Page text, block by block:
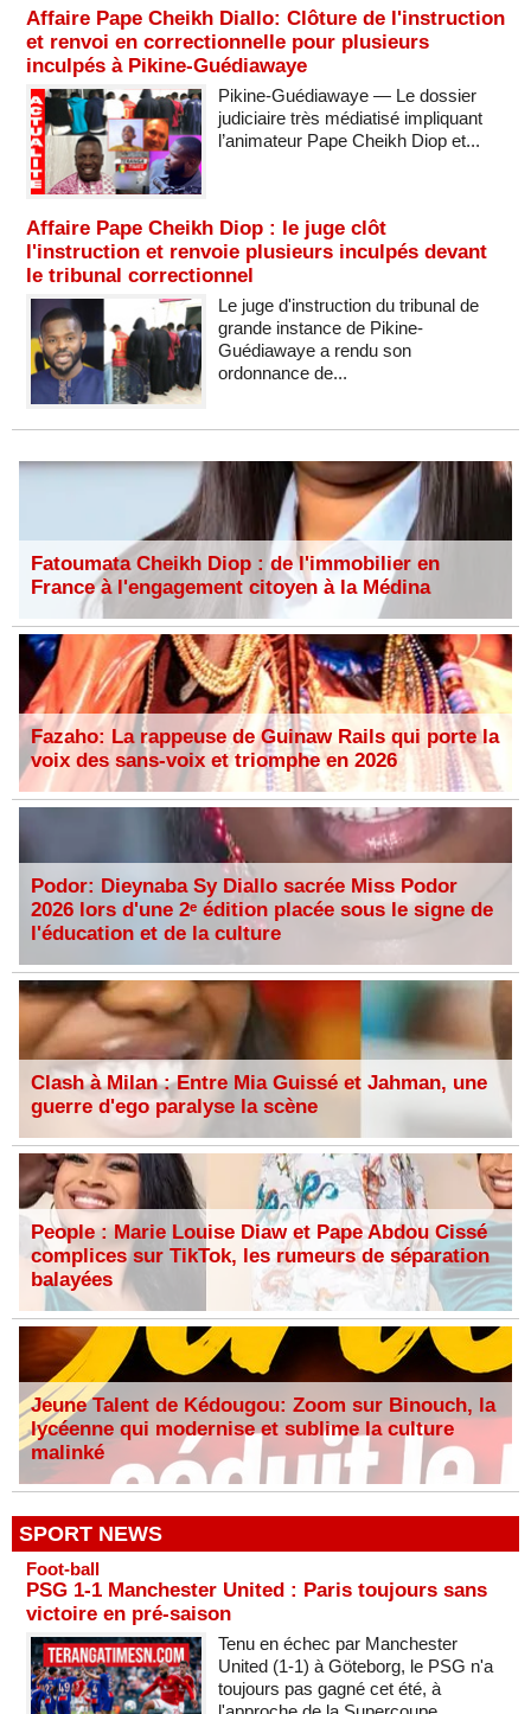
Affaire Pape Cheikh Diallo: Clôture de l'instruction
et renvoi en correctionnelle pour plusieurs
inculpés à Pikine-Guédiawaye
Pikine-Guédiawaye — Le dossier
judiciaire très médiatisé impliquant
l’animateur Pape Cheikh Diop et...
Affaire Pape Cheikh Diop : le juge clôt
l'instruction et renvoie plusieurs inculpés devant
le tribunal correctionnel
Le juge d'instruction du tribunal de
grande instance de Pikine-
Guédiawaye a rendu son
ordonnance de...
Fatoumata Cheikh Diop : de l'immobilier en
France à l'engagement citoyen à la Médina
Fazaho: La rappeuse de Guinaw Rails qui porte la
voix des sans-voix et triomphe en 2026
Podor: Dieynaba Sy Diallo sacrée Miss Podor
2026 lors d'une 2ᵉ édition placée sous le signe de
l'éducation et de la culture
Clash à Milan : Entre Mia Guissé et Jahman, une
guerre d'ego paralyse la scène
People : Marie Louise Diaw et Pape Abdou Cissé
complices sur TikTok, les rumeurs de séparation
balayées
Jeune Talent de Kédougou: Zoom sur Binouch, la
lycéenne qui modernise et sublime la culture
malinké
SPORT NEWS
Foot-ball
PSG 1-1 Manchester United : Paris toujours sans
victoire en pré-saison
Tenu en échec par Manchester
United (1-1) à Göteborg, le PSG n'a
toujours pas gagné cet été, à